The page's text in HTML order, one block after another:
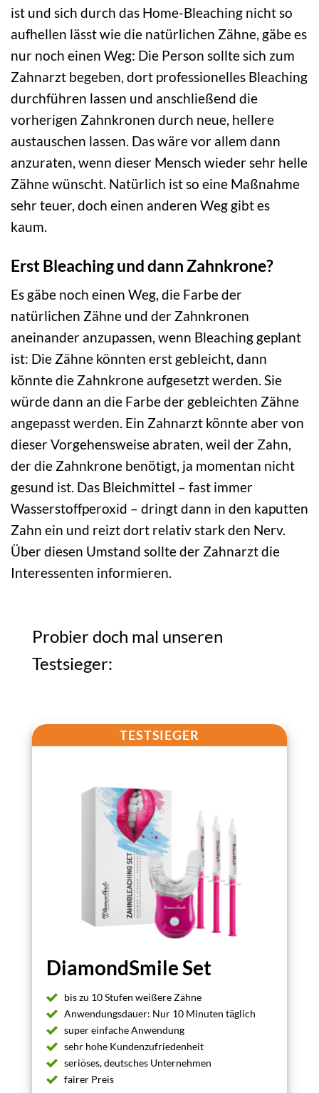
ist und sich durch das Home-Bleaching nicht so
aufhellen lässt wie die natürlichen Zähne, gäbe es
nur noch einen Weg: Die Person sollte sich zum
Zahnarzt begeben, dort professionelles Bleaching
durchführen lassen und anschließend die
vorherigen Zahnkronen durch neue, hellere
austauschen lassen. Das wäre vor allem dann
anzuraten, wenn dieser Mensch wieder sehr helle
Zähne wünscht. Natürlich ist so eine Maßnahme
sehr teuer, doch einen anderen Weg gibt es
kaum.
Erst Bleaching und dann Zahnkrone?
Es gäbe noch einen Weg, die Farbe der
natürlichen Zähne und der Zahnkronen
aneinander anzupassen, wenn Bleaching geplant
ist: Die Zähne könnten erst gebleicht, dann
könnte die Zahnkrone aufgesetzt werden. Sie
würde dann an die Farbe der gebleichten Zähne
angepasst werden. Ein Zahnarzt könnte aber von
dieser Vorgehensweise abraten, weil der Zahn,
der die Zahnkrone benötigt, ja momentan nicht
gesund ist. Das Bleichmittel – fast immer
Wasserstoffperoxid – dringt dann in den kaputten
Zahn ein und reizt dort relativ stark den Nerv.
Über diesen Umstand sollte der Zahnarzt die
Interessenten informieren.
Probier doch mal unseren
Testsieger:
TESTSIEGER
DiamondSmile Set
bis zu 10 Stufen weißere Zähne
Anwendungsdauer: Nur 10 Minuten täglich
super einfache Anwendung
sehr hohe Kundenzufriedenheit
seriöses, deutsches Unternehmen
fairer Preis